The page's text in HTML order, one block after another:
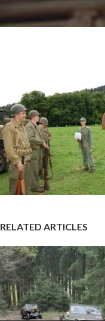
RELATED ARTICLES